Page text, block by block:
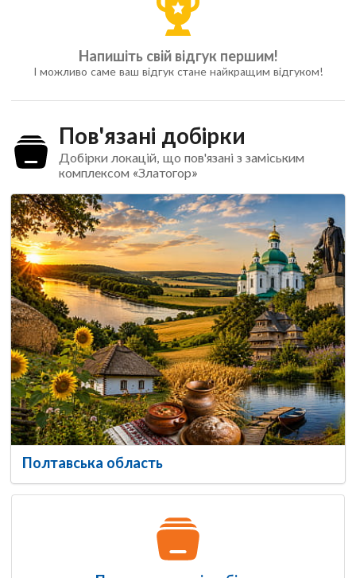
Напишіть свій відгук першим!
І можливо саме ваш відгук стане найкращим відгуком!
Пов'язані добірки
Добірки локацій, що пов'язані з заміським
комплексом «Златогор»
Полтавська область